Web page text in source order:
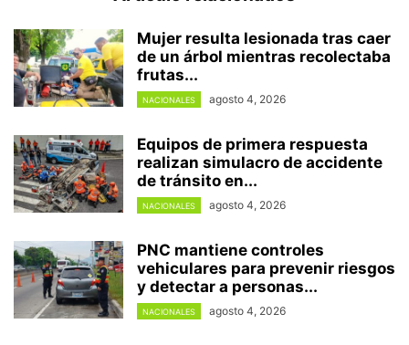
Mujer resulta lesionada tras caer
de un árbol mientras recolectaba
frutas...
NACIONALES agosto 4, 2026
Equipos de primera respuesta
realizan simulacro de accidente
de tránsito en...
NACIONALES agosto 4, 2026
PNC mantiene controles
vehiculares para prevenir riesgos
y detectar a personas...
NACIONALES agosto 4, 2026